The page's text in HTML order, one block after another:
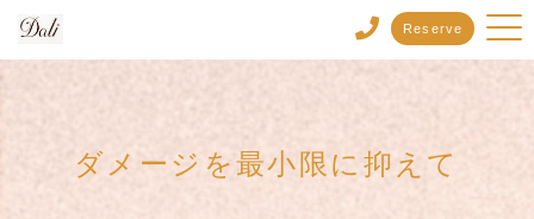
Reserve
ダメージを最小限に抑えて